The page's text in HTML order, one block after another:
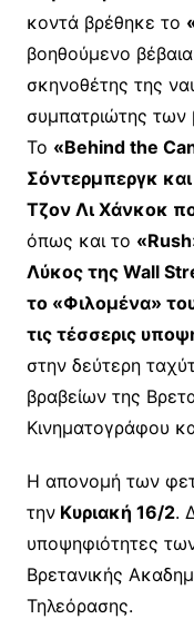
κοντά βρέθηκε το
βοηθούμενο
σκηνοθέτης της
συμπατριώτης των
Το «Behind the
Σόντερμπεργκ
Τζον Λι Χάνκοκ
όπως και το
Λύκος της Wall
το «Φιλομένα»
τις τέσσερις
στην δεύτερη
βραβείων της
Κινηματογράφου
Η απονομή των
τηνΚυριακή 16/2.
υποψηφιότητες
Βρετανικής
Τηλεόρασης.